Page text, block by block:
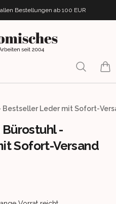
Bestellungen ab 100 EUR
Search
Bestseller Leder mit Sofort-
Bürostuhl -
Sofort-Versand